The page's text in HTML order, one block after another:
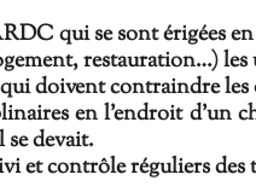
qui se sont érigées
restauration…)
doivent contraindre
en l'endroit
se devait.
et contrôle réguliers